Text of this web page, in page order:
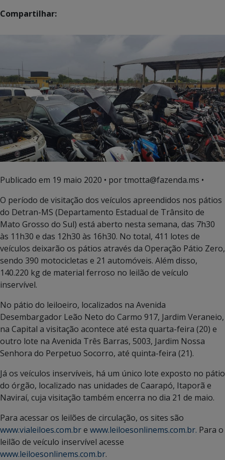
Compartilhar:
Publicado em 19 maio 2020 • por tmotta@fazenda.ms •
O período de visitação dos veículos apreendidos nos pátios
do Detran-MS (Departamento Estadual de Trânsito de
Mato Grosso do Sul) está aberto nesta semana, das 7h30
às 11h30 e das 12h30 às 16h30. No total, 411 lotes de
veículos deixarão os pátios através da Operação Pátio Zero,
sendo 390 motocicletas e 21 automóveis. Além disso,
140.220 kg de material ferroso no leilão de veículo
inservível.
No pátio do leiloeiro, localizados na Avenida
Desembargador Leão Neto do Carmo 917, Jardim Veraneio,
na Capital a visitação acontece até esta quarta-feira (20) e
outro lote na Avenida Três Barras, 5003, Jardim Nossa
Senhora do Perpetuo Socorro, até quinta-feira (21).
Já os veículos inservíveis, há um único lote exposto no pátio
do órgão, localizado nas unidades de Caarapó, Itaporã e
Naviraí, cuja visitação também encerra no dia 21 de maio.
Para acessar os leilões de circulação, os sites são
www.vialeiloes.com.bre www.leiloesonlinems.com.br. Para o
leilão de veículo inservível acesse
www.leiloesonlinems.com.br.